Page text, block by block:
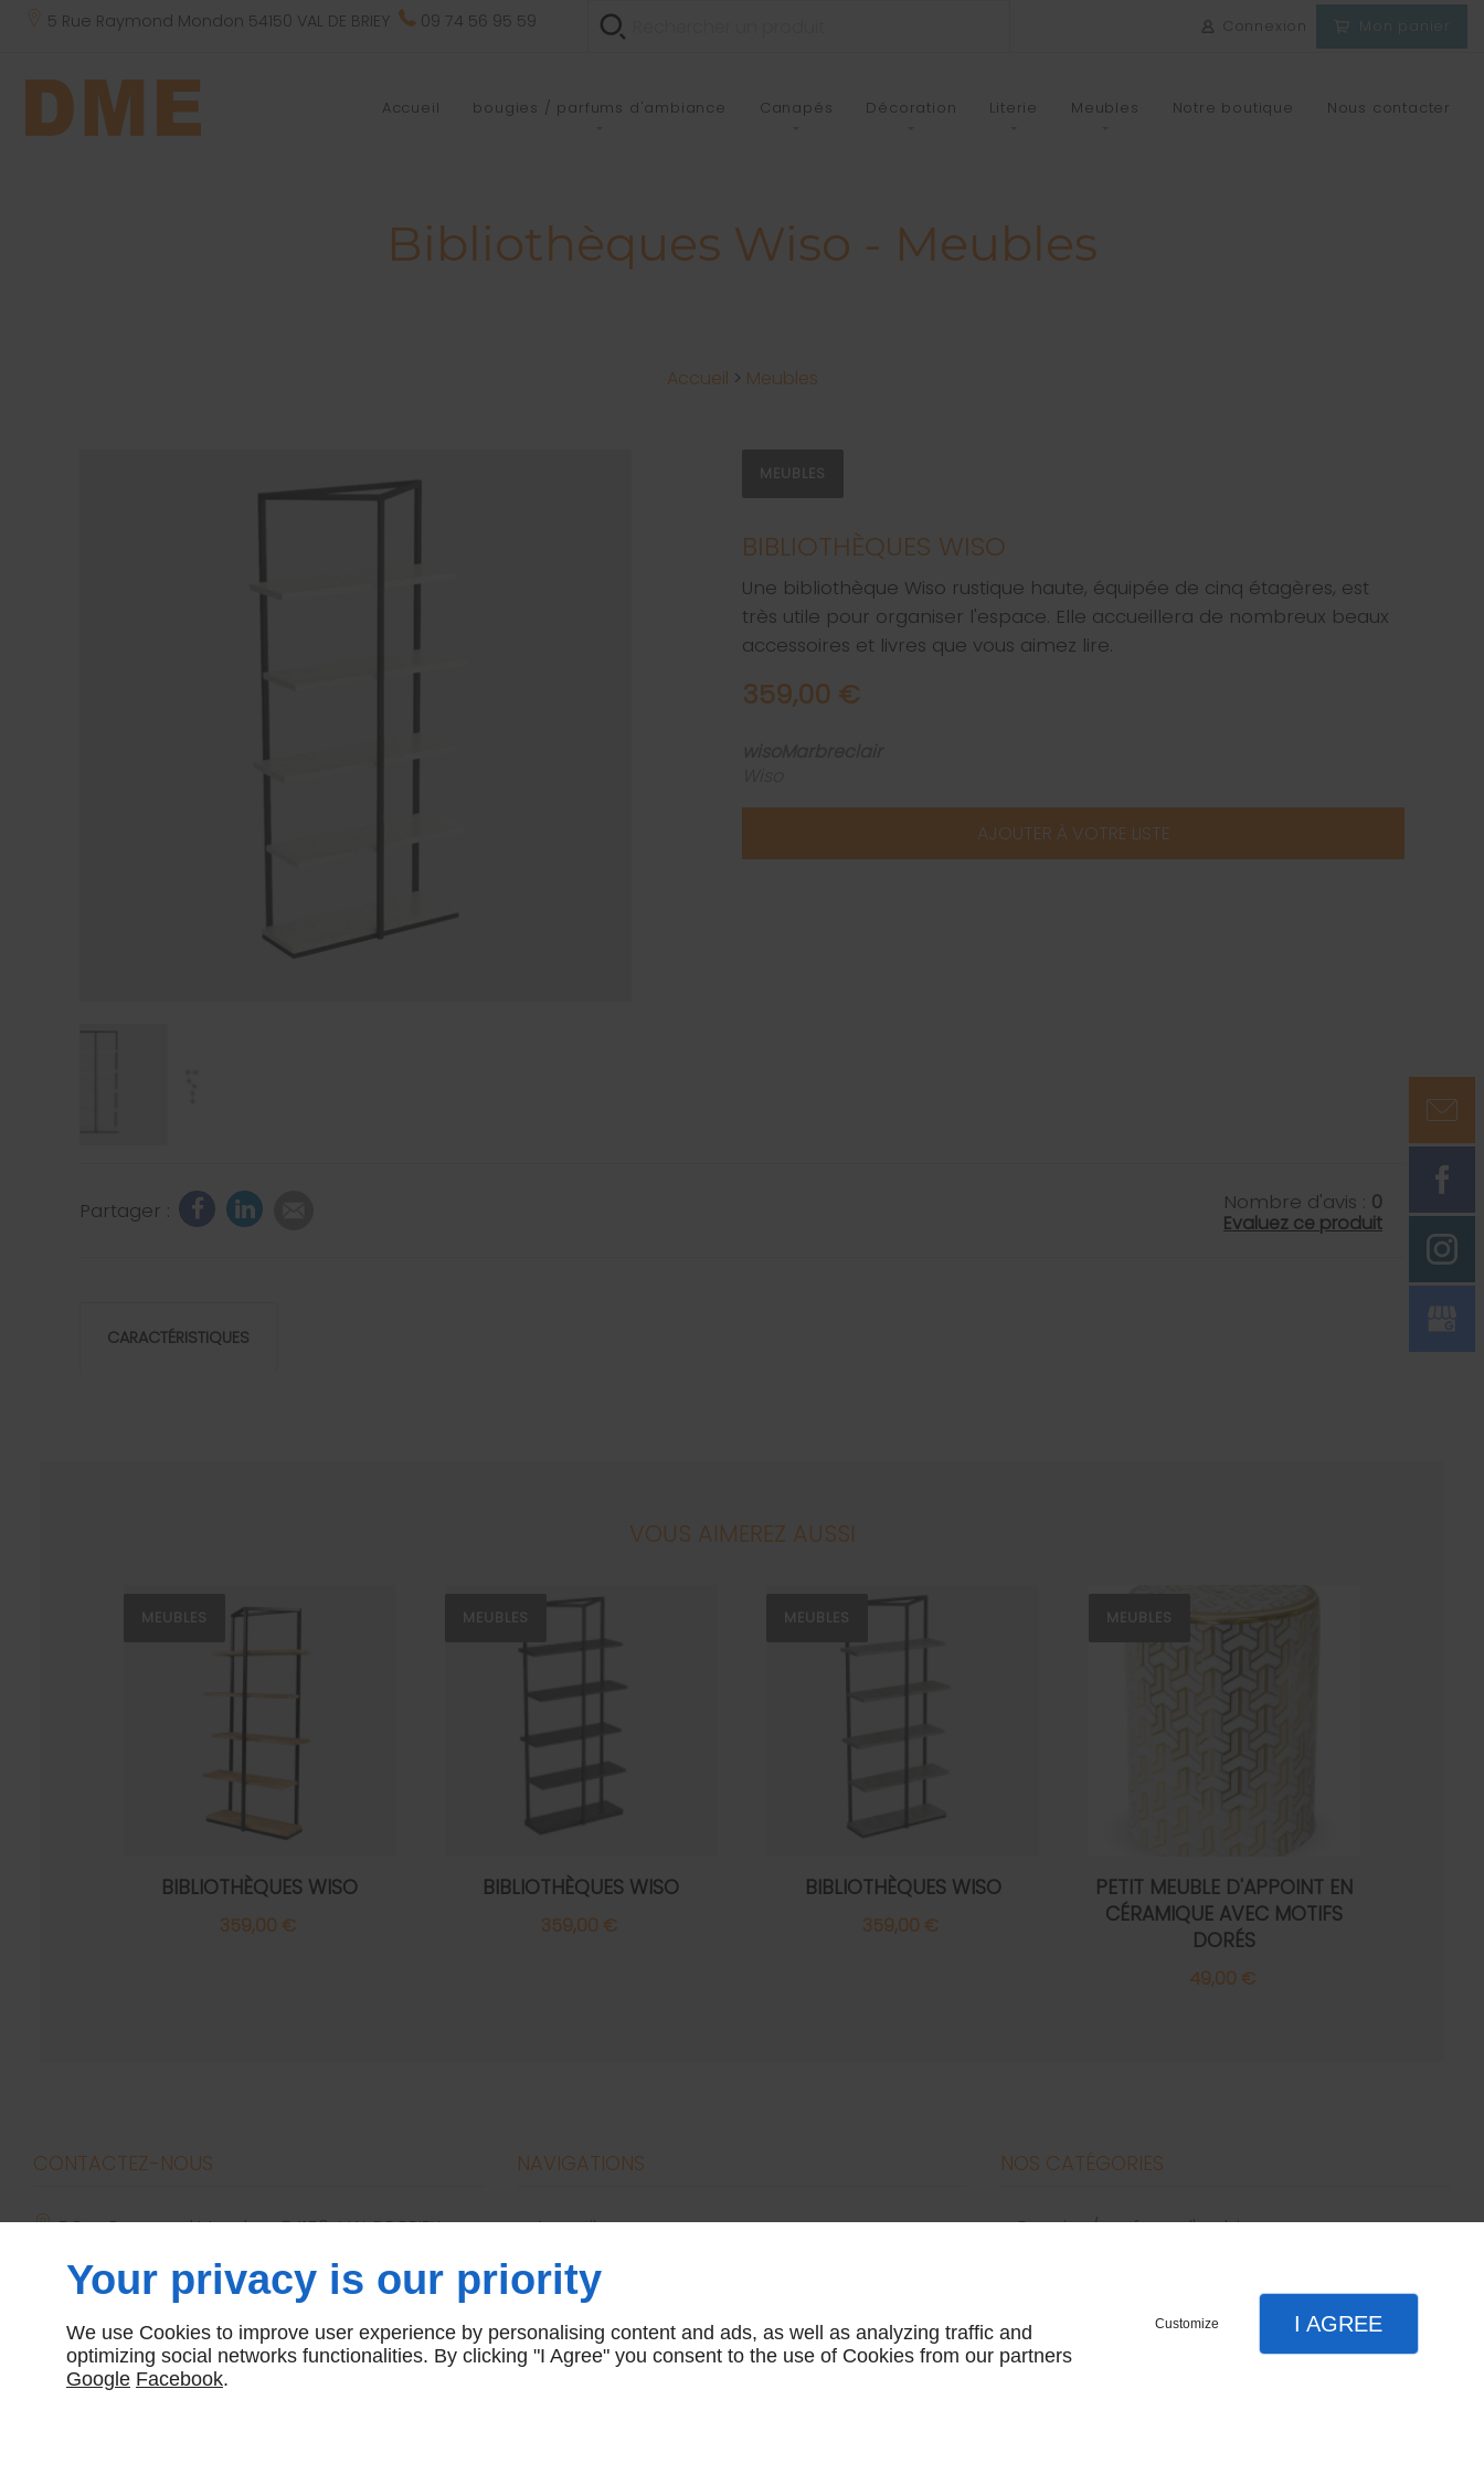
5 Rue Raymond Mondon 54150 VAL DE BRIEY 09 74 56 95 59 Connexion
Accueil bougies / parfums d'ambiance Canapés Décoration Literie Meubles Notre boutique Nous contacter
Bibliothèques Wiso - Meubles
Accueil > Meubles
MEUBLES
BIBLIOTHÈQUES WISO
Une bibliothèque Wiso rustique haute, équipée de cinq étagères, est
très utile pour organiser l'espace. Elle accueillera de nombreux beaux
accessoires et livres que vous aimez lire.
359,00 €
AJOUTER À VOTRE LISTE
Partager : Nombre d'avis : 0
Evaluez ce produit
CARACTÉRISTIQUES
VOUS AIMEREZ AUSSI
MEUBLES
BIBLIOTHÈQUES WISO
359,00 €
MEUBLES
BIBLIOTHÈQUES WISO
359,00 €
MEUBLES
BIBLIOTHÈQUES WISO
359,00 €
MEUBLES
PETIT MEUBLE D'APPOINT EN
CÉRAMIQUE AVEC MOTIFS
DORÉS
49,00 €
CONTACTEZ-NOUS
5 Rue Raymond Mondon 54150 VAL DE BRIEY
09 74 56 95 59
NAVIGATIONS
accueil
nous contacter
mentions légales
plan du site
NOS CATÉGORIES
bougies / parfums d'ambiance
Your privacy is our priority
We use Cookies to improve user experience by personalising content and ads, as well as analyzing traffic and
optimizing social networks functionalities. By clicking "I Agree" you consent to the use of Cookies from our partners
Google Facebook.
Customize I AGREE